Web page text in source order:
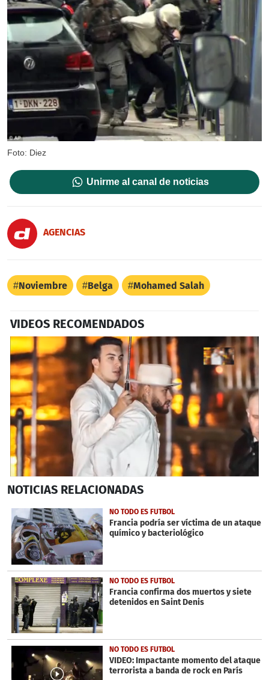
Foto: Diez
Unirme al canal de noticias
AGENCIAS
Noviembre Belga Mohamed Salah
VIDEOS RECOMENDADOS
seconds
52
seconds
NOTICIAS RELACIONADAS
NO TODO ES FUTBOL
Francia podría ser víctima de un ataque
químico y bacteriológico
NO TODO ES FUTBOL
Francia confirma dos muertos y siete
detenidos en Saint Denis
NO TODO ES FUTBOL
VIDEO: Impactante momento del ataque
terrorista a banda de rock en París